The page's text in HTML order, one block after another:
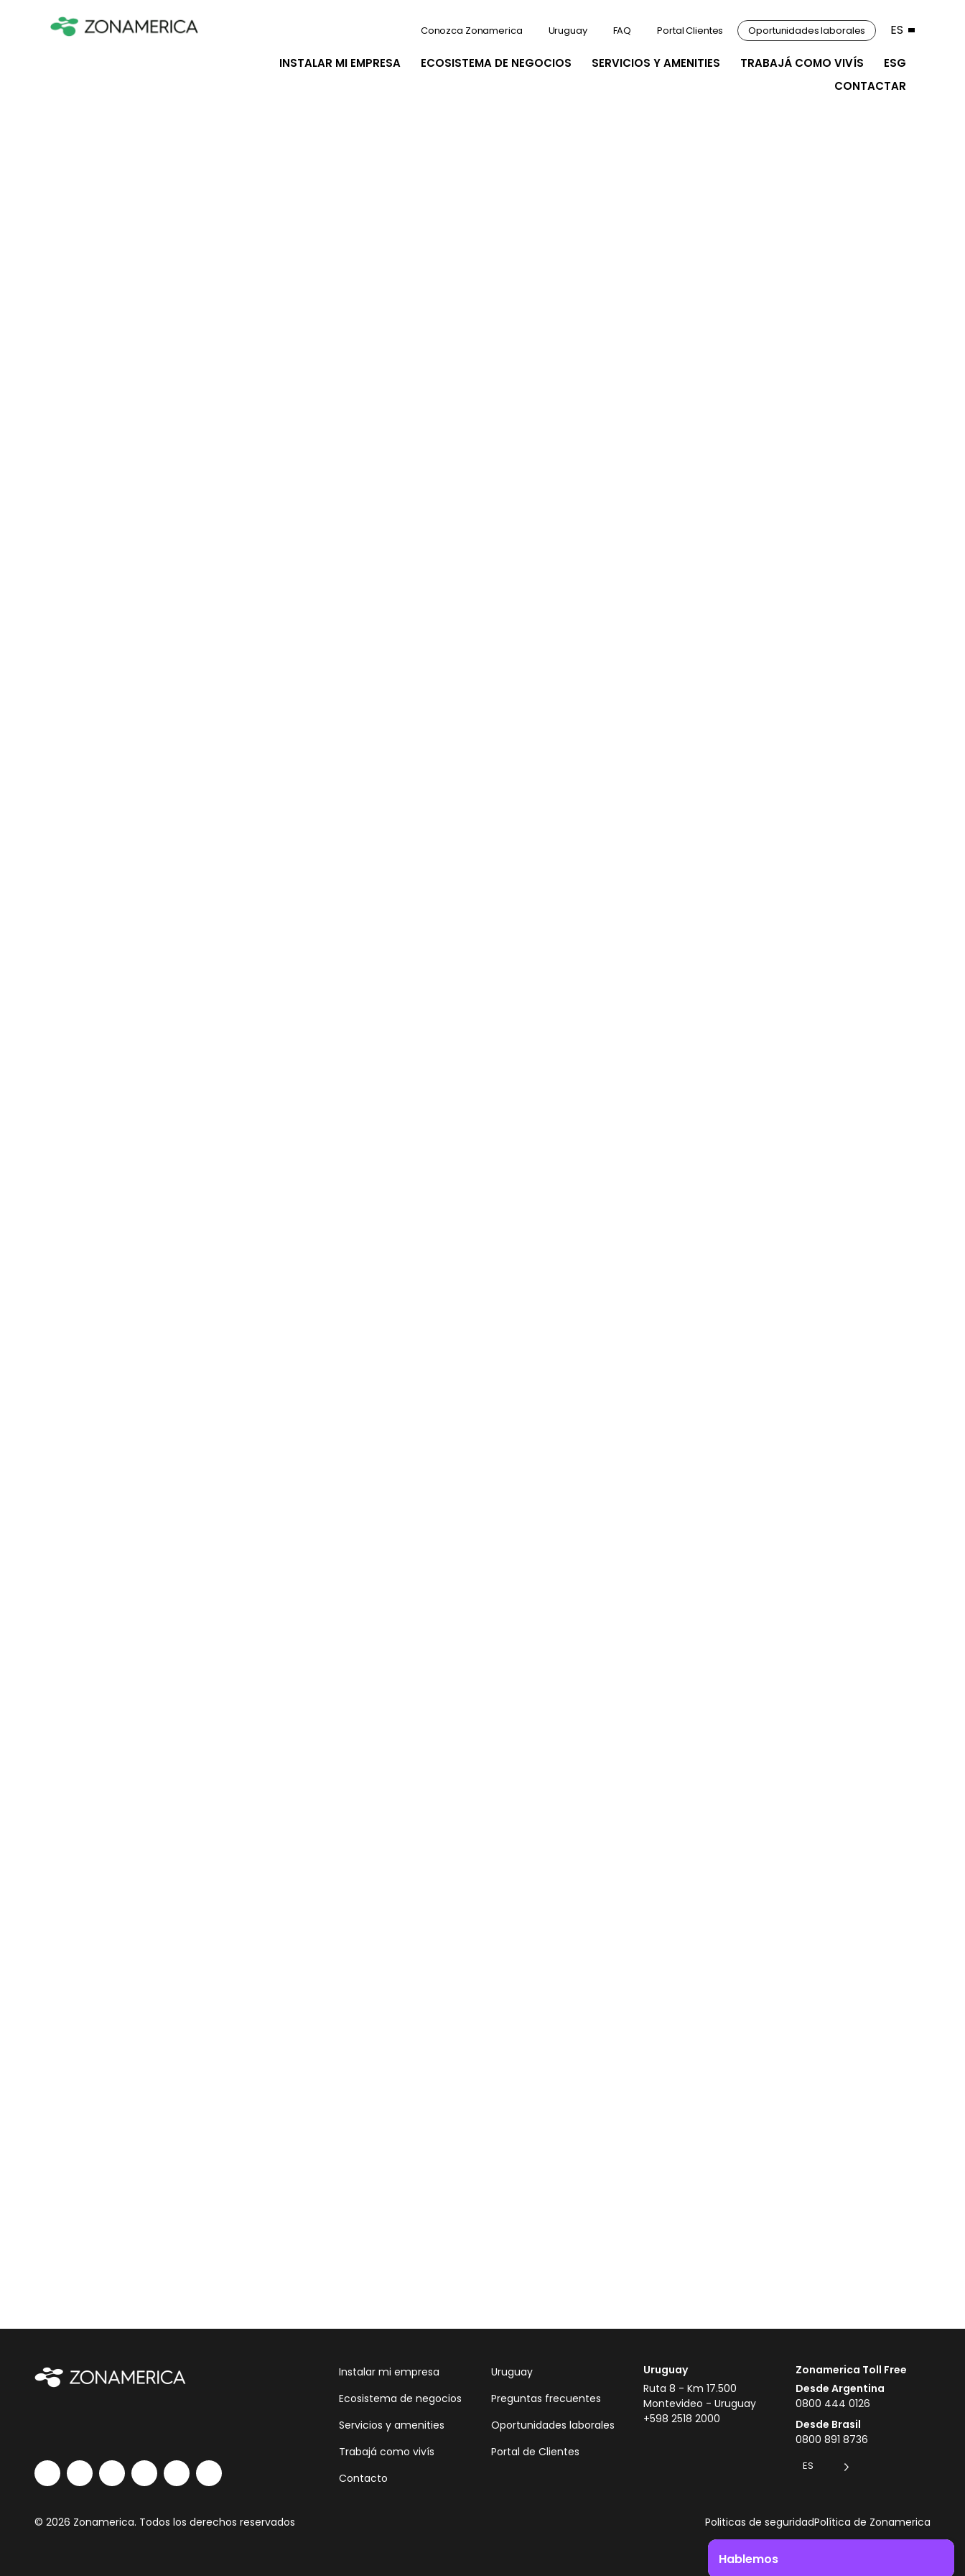
INSTALAR MI EMPRESA ECOSISTEMA DE NEGOCIOS SERVICIOS Y AMENITIES TRABAJÁ COMO VIVÍS
ESG
CONTACTAR
Conozca Zonamerica Uruguay FAQ Portal Clientes Oportunidades laborales ES
Instalar mi empresa
Ecosistema de negocios
Servicios y amenities
Trabajá como vivís
Contacto
Uruguay
Preguntas frecuentes
Oportunidades laborales
Portal de Clientes
Uruguay
Ruta 8 - Km 17.500
Montevideo - Uruguay
+598 2518 2000
Zonamerica Toll Free
Desde Argentina
0800 444 0126
Desde Brasil
0800 891 8736
ES
© 2026 Zonamerica. Todos los derechos reservados Politicas de seguridadPolítica de Zonamerica
Hablemos